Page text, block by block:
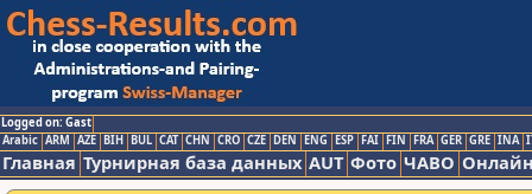
Logged on: Gast
Arabic ARM AZE BIH BUL CAT CHN CRO CZE DEN ENG ESP FAI FIN FRA GER GRE INA
Главная Турнирная база данных AUT Фото ЧАВО